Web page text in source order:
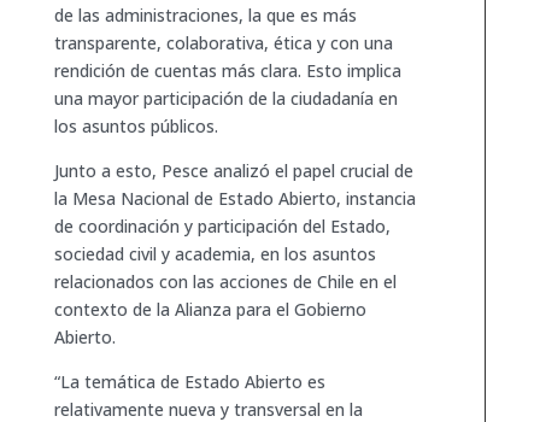
de las administraciones, la que es más
transparente, colaborativa, ética y con una
rendición de cuentas más clara. Esto implica
una mayor participación de la ciudadanía en
los asuntos públicos.
Junto a esto, Pesce analizó el papel crucial de
la Mesa Nacional de Estado Abierto, instancia
de coordinación y participación del Estado,
sociedad civil y academia, en los asuntos
relacionados con las acciones de Chile en el
contexto de la Alianza para el Gobierno
Abierto.
“La temática de Estado Abierto es
relativamente nueva y transversal en la